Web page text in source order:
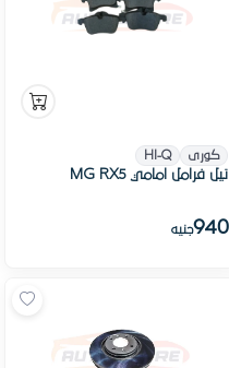
كورى HI-Q
تيل فرامل امامي MG RX5
940جنيه